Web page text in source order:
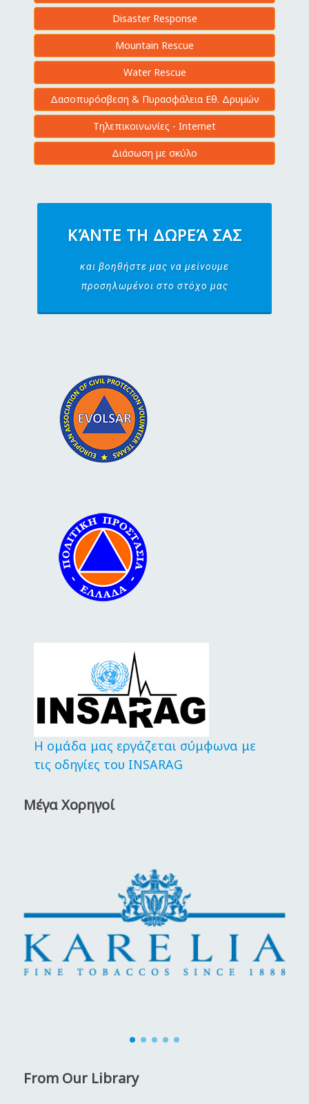
Disaster Response
Mountain Rescue
Water Rescue
Δασοπυρόσβεση & Πυρασφάλεια Εθ. Δρυμών
Τηλεπικοινωνίες - Internet
Διάσωση με σκύλο
ΚΆΝΤΕ ΤΗ ΔΩΡΕΆ ΣΑΣ
και βοηθήστε μας να μείνουμε
προσηλωμένοι στο στόχο μας
Η ομάδα μας εργάζεται σύμφωνα με
τις οδηγίες του INSARAG
Μέγα Χορηγοί
From Our Library